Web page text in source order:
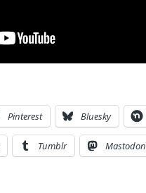
Pinterest Bluesky
Tumblr Mastodon